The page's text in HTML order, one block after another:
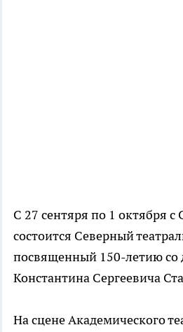
С 27 сентяря по 1 октября
состоится Северный
посвященный 150-летию со
Константина Сергеевича
На сцене Академического